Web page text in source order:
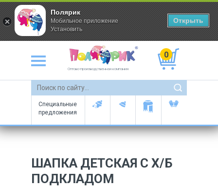
Оптово-производственная компания
0
Специальные
предложения
ШАПКА ДЕТСКАЯ С Х/Б
ПОДКЛАДОМ
Полярик
Мобильное приложение
Установить
Открыть